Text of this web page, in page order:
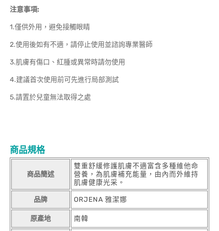
注意事項:
1.僅供外用，避免接觸眼睛
2.使用後如有不適，請停止使用並諮詢專業醫師
3.肌膚有傷口、紅腫或異常時請勿使用
4.建議首次使用前可先進行局部測試
5.請置於兒童無法取得之處
商品規格
商品簡述
雙重舒緩修護肌膚不適富含多種維他命
營養，為肌膚補充能量，由內而外維持
肌膚健康光采。
品牌 ORJENA 雅潔娜
原產地 南韓